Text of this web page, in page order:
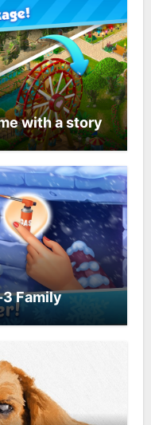
with a story
Family